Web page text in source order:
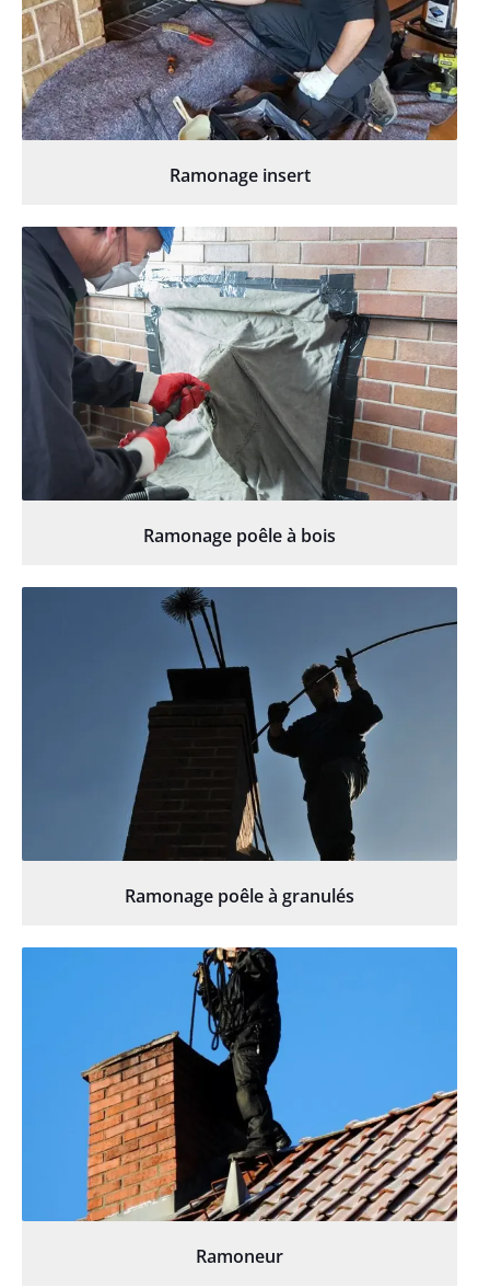
Ramonage insert
Ramonage poêle à bois
Ramonage poêle à granulés
Ramoneur